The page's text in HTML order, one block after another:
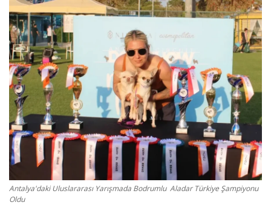
Gizlilik Politikası
Reklam ve İşbirliği
Bodrum Trafik Yoğunluk Haritası
Turizm
Siyaset
Bodrum Nöbetçi Eczaneler
Antalya'daki Uluslararası Yarışmada Bodrumlu Aladar Türkiye Şampiyonu
Oldu